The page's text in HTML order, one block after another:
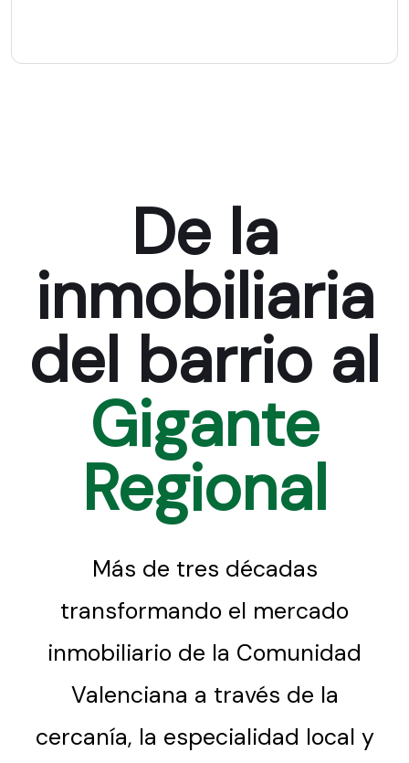
De la
inmobiliaria
del barrio al
Gigante
Regional
Más de tres décadas
transformando el mercado
inmobiliario de la Comunidad
Valenciana a través de la
cercanía, la especialidad local y